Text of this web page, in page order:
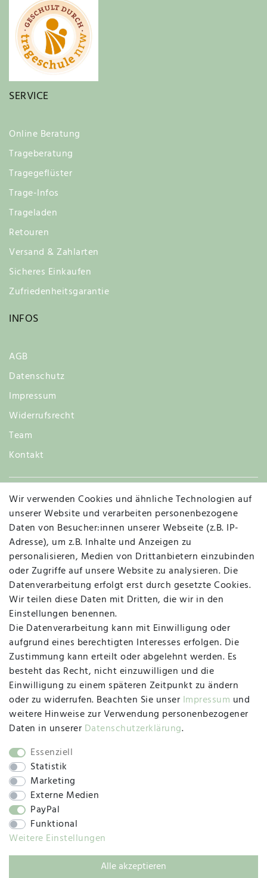
SERVICE
Online Beratung
Trageberatung
Tragegeflüster
Trage-Infos
Trageladen
Retouren
Versand & Zahlarten
Sicheres Einkaufen
Zufriedenheitsgarantie
INFOS
AGB
Datenschutz
Impressum
Widerrufsrecht
Team
Kontakt
Widerruf
Vertrag widerrufen Kontakt
MAPALI VOR ORT
Herzogstraße 10
47533 Kleve
Montag, Dienstag, Donnerstag, Freitag
09:00 Uhr bis 13:00 Uhr
Mittwoch
09:00 Uhr bis 12:00 Uhr
SOCIAL
Wir verwenden Cookies und ähnliche Technologien auf
unserer Website und verarbeiten personenbezogene
Daten von Besucher:innen unserer Webseite (z.B. IP-
Adresse), um z.B. Inhalte und Anzeigen zu
personalisieren, Medien von Drittanbietern einzubinden
oder Zugriffe auf unsere Website zu analysieren. Die
Datenverarbeitung erfolgt erst durch gesetzte Cookies.
Wir teilen diese Daten mit Dritten, die wir in den
Einstellungen benennen.
Die Datenverarbeitung kann mit Einwilligung oder
aufgrund eines berechtigten Interesses erfolgen. Die
Zustimmung kann erteilt oder abgelehnt werden. Es
besteht das Recht, nicht einzuwilligen und die
Einwilligung zu einem späteren Zeitpunkt zu ändern
oder zu widerrufen. Beachten Sie unser Impressum und
weitere Hinweise zur Verwendung personenbezogener
Daten in unserer Daten­schutz­erklärung.
Essenziell
Statistik
Marketing
Externe Medien
PayPal
Funktional
Weitere Einstellungen
Alle akzeptieren